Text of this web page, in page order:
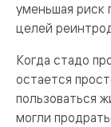
уменьшая риск
целей
Когда стадо
остается
пользоваться
могли